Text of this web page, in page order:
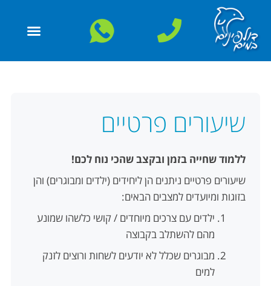
שיעורים פרטיים
ללמוד שחייה בזמן ובקצב שהכי נוח לכם!
שיעורים פרטיים ניתנים הן ליחידים (ילדים ומבוגרים) והן
בזוגות ומיועדים למצבים הבאים:
ילדים עם צרכים מיוחדים / קושי כלשהו שמונע
מהם להשתלב בקבוצה
מבוגרים שכלל לא יודעים לשחות ורוצים לזנק
למים